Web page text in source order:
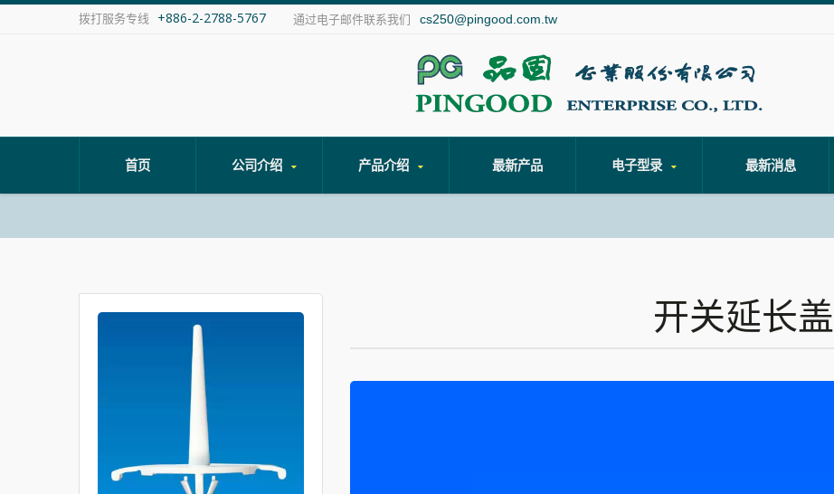
拨打服务专线 +886-2-2788-5767 通过电子邮件联系我们 cs250@pingood.com.tw
首页 公司介绍 产品介绍 最新产品 电子型录 最新消息
开关延长盖